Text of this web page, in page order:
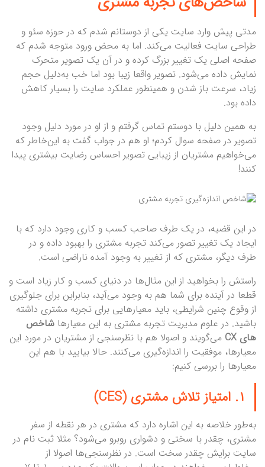
مدتی پیش وارد سایت یکی از دوستانم شدم که در حوزه سئو و
طراحی سایت فعالیت می‌کند. اما به محض ورود متوجه شدم که
صفحه اصلی یک تغییر بزرگ کرده و در آن یک تصویر متحرک
نمایش داده می‌شود. تصویر واقعا زیبا بود اما خب به‌دلیل حجم
زیاد، سرعت باز شدن و همینطور عملکرد سایت را بسیار کاهش
داده بود.
به همین دلیل با دوستم تماس گرفتم و از او در مورد دلیل وجود
تصویر در صفحه سوال کردم؛ او هم در جواب گفت به این‌خاطر که
می‌خواهیم مشتریان از زیبایی تصویر احساس رضایت بیشتری پیدا
کنند!
در این قضیه، در یک طرف صاحب کسب و کاری وجود دارد که با
ایجاد یک تغییر تصور می‌کند تجربه مشتری را بهبود داده و در
طرف دیگر، مشتری که از تغییر به وجود آمده ناراضی است.
راستش را بخواهید از این مثال‌ها در دنیای کسب و کار زیاد است و
قطعا در آینده برای شما هم به وجود می‌آید، بنابراین برای جلوگیری
از وقوع چنین شرایطی، باید معیارهایی برای تجربه مشتری داشته
باشید. در علوم مدیریت تجربه مشتری به این معیارها شاخص‌
های CX
می‌گویند و اصولا هم با نظرسنجی از مشتریان در مورد این
معیارها، موفقیت را اندازه‌گیری می‌کنند. حالا بیایید با هم این
معیارها را بررسی کنیم:
۱. امتیاز تلاش مشتری (CES)
به‌طور خلاصه به این اشاره دارد که مشتری در هر نقطه از سفر
مشتری، چقدر با سختی و دشواری روبرو می‌شود؟ مثلا ثبت نام در
سایت برایش چقدر سخت است. در نظرسنجی‌ها اصولا از